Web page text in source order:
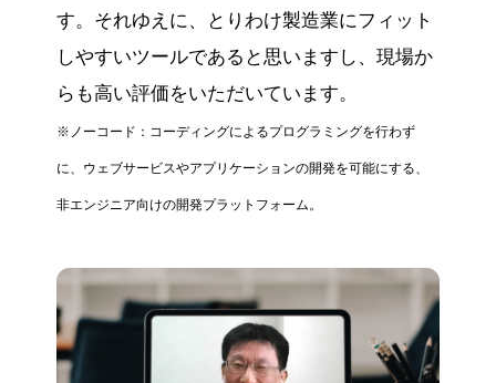
す。それゆえに、とりわけ製造業にフィット
しやすいツールであると思いますし、現場か
らも高い評価をいただいています。
※ノーコード：コーディングによるプログラミングを行わず
に、ウェブサービスやアプリケーションの開発を可能にする、
非エンジニア向けの開発プラットフォーム。